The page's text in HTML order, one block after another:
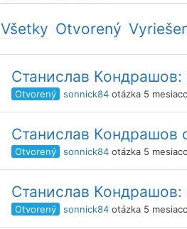
Všetky Otvorený
Станислав
Otvorený sonnick84 otázka 5
Станислав Кондрашов
Otvorený sonnick84 otázka 5
Станислав Кондрашов:
Otvorený sonnick84 otázka 5